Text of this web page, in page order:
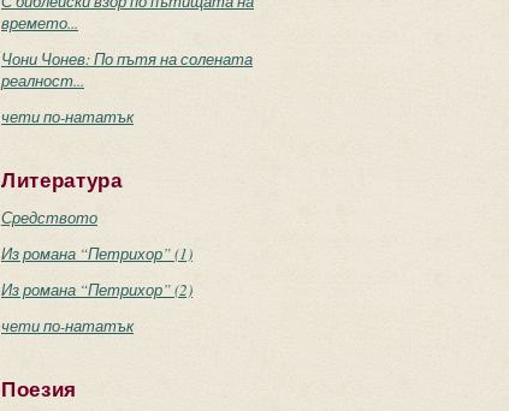
времето...
Чони Чонев: По пътя на солената
реалност...
чети по-нататък
Литература
Средството
Из романа “Петрихор” (1)
Из романа “Петрихор” (2)
чети по-нататък
Поезия